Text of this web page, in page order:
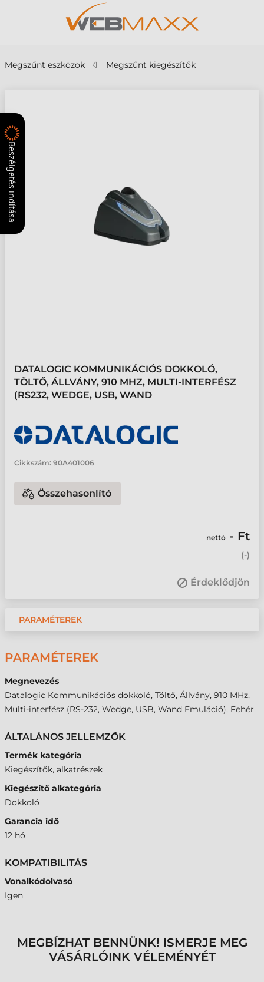
Megszűnt eszközök Megszűnt kiegészítők
DATALOGIC KOMMUNIKÁCIÓS DOKKOLÓ,
TÖLTŐ, ÁLLVÁNY, 910 MHZ, MULTI-INTERFÉSZ
(RS232, WEDGE, USB, WAND
Cikkszám: 90A401006
Összehasonlító
nettó - Ft
(-)
Érdeklődjön
PARAMÉTEREK
PARAMÉTEREK
Megnevezés
Datalogic Kommunikációs dokkoló, Töltő, Állvány, 910 MHz,
Multi-interfész (RS-232, Wedge, USB, Wand Emuláció), Fehér
ÁLTALÁNOS JELLEMZŐK
Termék kategória
Kiegészítők, alkatrészek
Kiegészítő alkategória
Dokkoló
Garancia idő
12 hó
KOMPATIBILITÁS
Vonalkódolvasó
Igen
MEGBÍZHAT BENNÜNK! ISMERJE MEG
VÁSÁRLÓINK VÉLEMÉNYÉT
Beszélgetés indítása